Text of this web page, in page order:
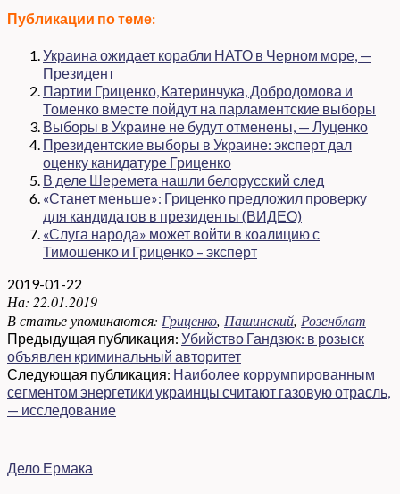
Публикации по теме:
Украина ожидает корабли НАТО в Черном море, —
Президент
Партии Гриценко, Катеринчука, Добродомова и
Томенко вместе пойдут на парламентские выборы
Выборы в Украине не будут отменены, — Луценко
Президентские выборы в Украине: эксперт дал
оценку канидатуре Гриценко
В деле Шеремета нашли белорусский след
«Станет меньше»: Гриценко предложил проверку
для кандидатов в президенты (ВИДЕО)
«Слуга народа» может войти в коалицию с
Тимошенко и Гриценко – эксперт
2019-01-22
На: 22.01.2019
В статье упоминаются: Гриценко, Пашинский, Розенблат
Предыдущая публикация: Убийство Гандзюк: в розыск
объявлен криминальный авторитет
Следующая публикация: Наиболее коррумпированным
сегментом энергетики украинцы считают газовую отрасль,
— исследование
Дело Ермака